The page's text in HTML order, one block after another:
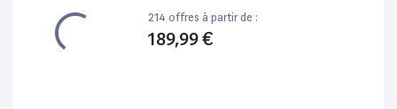
214 offres à partir de :
189,99 €